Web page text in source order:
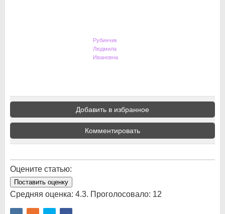
Рубинчик
Людмила
Ивановна
Добавить в избранное
Комментировать
Оцените статью:
Поставить оценку
Средняя оценка: 4.3. Проголосовало: 12